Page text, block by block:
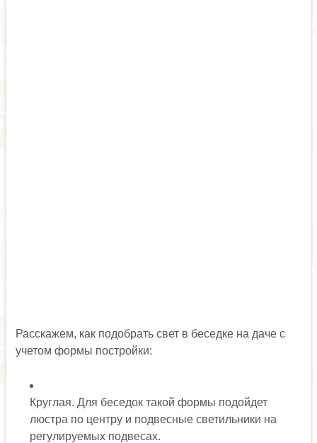
Расскажем, как подобрать свет в беседке на даче с
учетом формы постройки:
Круглая. Для беседок такой формы подойдет
люстра по центру и подвесные светильники на
регулируемых подвесах.